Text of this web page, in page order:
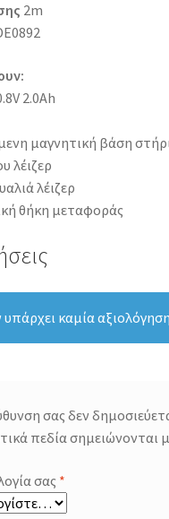
2m
2.0Ah
μαγνητική βάση
λέιζερ
λέιζερ
θήκη μεταφοράς
υπάρχει καμία
σας δεν
πεδία σημειώνονται
σας *